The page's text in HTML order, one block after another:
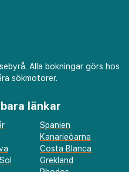
Alla bokningar görs hos
sökmotorer.
länkar
Spanien
Kanarieöarna
Costa Blanca
Grekland